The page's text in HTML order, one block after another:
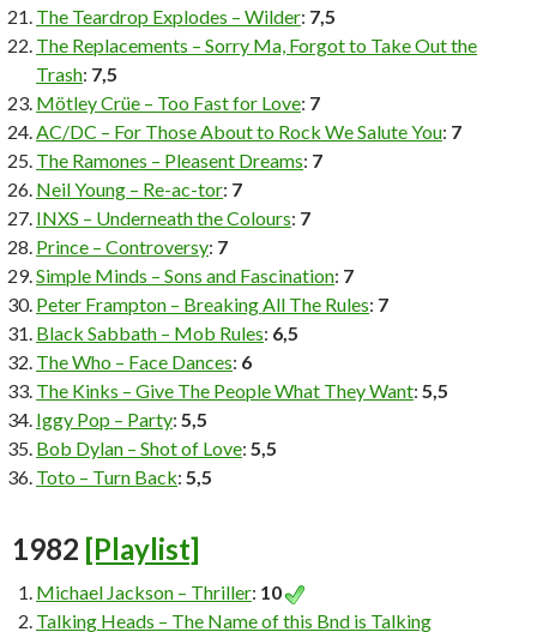
The Teardrop Explodes – Wilder: 7,5
The Replacements – Sorry Ma, Forgot to Take Out the
Trash: 7,5
Mötley Crüe – Too Fast for Love: 7
AC/DC – For Those About to Rock We Salute You: 7
The Ramones – Pleasent Dreams: 7
Neil Young – Re-ac-tor: 7
INXS – Underneath the Colours: 7
Prince – Controversy: 7
Simple Minds – Sons and Fascination: 7
Peter Frampton – Breaking All The Rules: 7
Black Sabbath – Mob Rules: 6,5
The Who – Face Dances: 6
The Kinks – Give The People What They Want: 5,5
Iggy Pop – Party: 5,5
Bob Dylan – Shot of Love: 5,5
Toto – Turn Back: 5,5
1982 [Playlist]
Michael Jackson – Thriller: 10
Talking Heads – The Name of this Bnd is Talking